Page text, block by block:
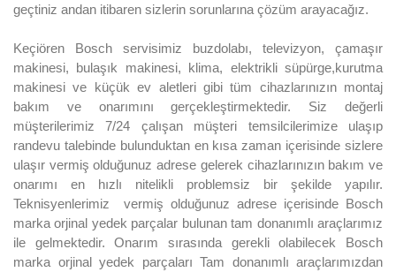
geçtiniz andan itibaren sizlerin sorunlarına çözüm arayacağız.
Keçiören Bosch servisimiz buzdolabı, televizyon, çamaşır
makinesi, bulaşık makinesi, klima, elektrikli süpürge,kurutma
makinesi ve küçük ev aletleri gibi tüm cihazlarınızın montaj
bakım ve onarımını gerçekleştirmektedir. Siz değerli
müşterilerimiz 7/24 çalışan müşteri temsilcilerimize ulaşıp
randevu talebinde bulunduktan en kısa zaman içerisinde sizlere
ulaşır vermiş olduğunuz adrese gelerek cihazlarınızın bakım ve
onarımı en hızlı nitelikli problemsiz bir şekilde yapılır.
Teknisyenlerimiz vermiş olduğunuz adrese içerisinde Bosch
marka orjinal yedek parçalar bulunan tam donanımlı araçlarımız
ile gelmektedir. Onarım sırasında gerekli olabilecek Bosch
marka orjinal yedek parçaları Tam donanımlı araçlarımızdan